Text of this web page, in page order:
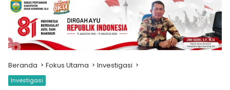
Beranda Fokus Utama Investigasi
Investigasi